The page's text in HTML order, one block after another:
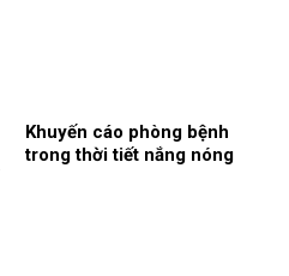
Khuyến cáo phòng bệnh
trong thời tiết nắng nóng